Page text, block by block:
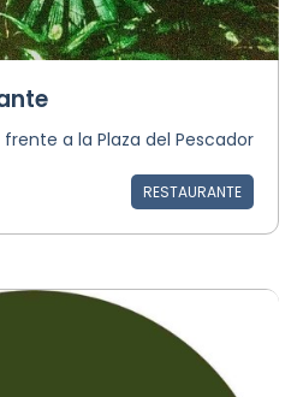
a la Plaza del Pescador
RESTAURANTE